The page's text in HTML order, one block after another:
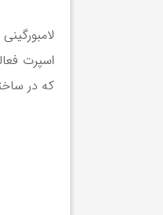
که در